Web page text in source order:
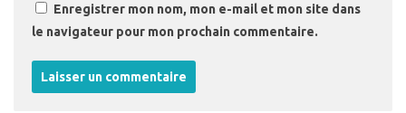
Enregistrer mon nom, mon e-mail et mon site dans
le navigateur pour mon prochain commentaire.